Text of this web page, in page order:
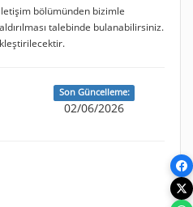
iletişim bölümünden bizimle
talebinde bulanabilirsiniz.
Son Güncelleme:
02/06/2026